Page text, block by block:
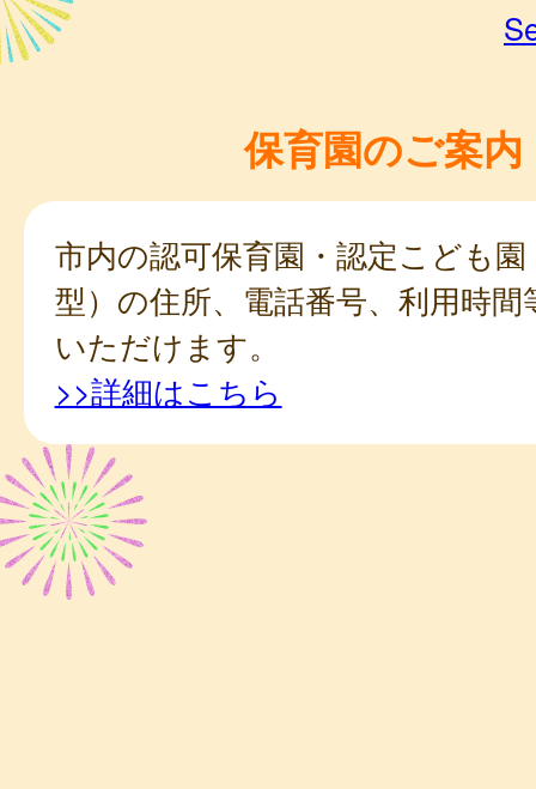
保育園のご案内
市内の認可保育園・認定こども
型）の住所、電話番号、利用時間
いただけます。
>>詳細はこちら